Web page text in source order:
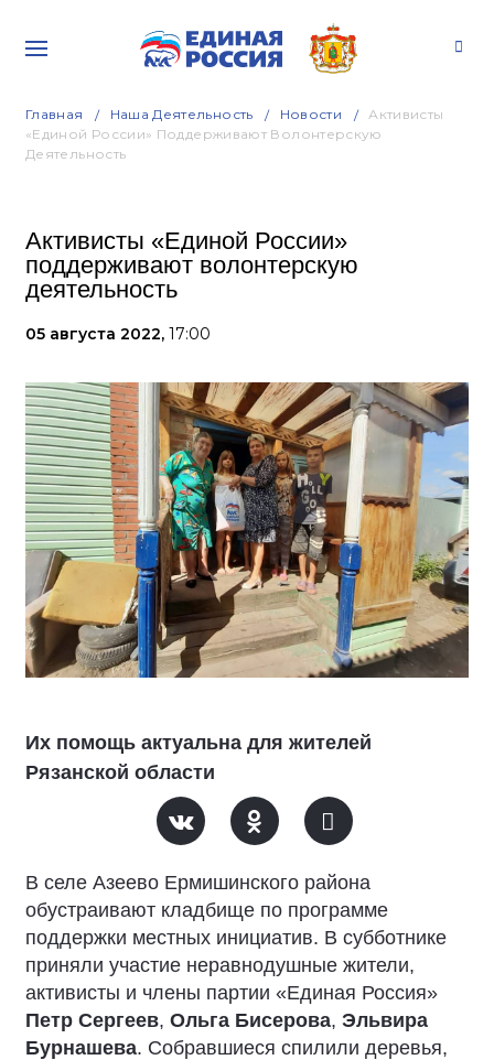
Главная Наша Деятельность Новости
Активисты
«Единой России» Поддерживают Волонтерскую
Деятельность
Активисты «Единой России»
поддерживают волонтерскую
деятельность
05 августа 2022, 17:00
Их помощь актуальна для жителей
Рязанской области
В селе Азеево Ермишинского района
обустраивают кладбище по программе
поддержки местных инициатив. В субботнике
приняли участие неравнодушные жители,
активисты и члены партии «Единая Россия»
Петр Сергеев, Ольга Бисерова, Эльвира
Бурнашева. Собравшиеся спилили деревья,